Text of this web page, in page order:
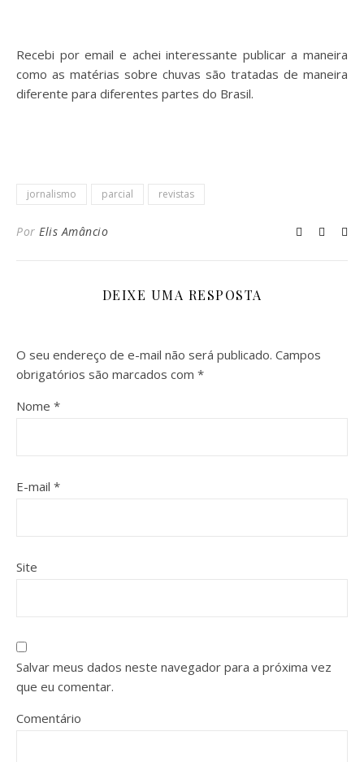
Recebi por email e achei interessante publicar a maneira
como as matérias sobre chuvas são tratadas de maneira
diferente para diferentes partes do Brasil.
jornalismo parcial revistas
Por Elis Amâncio
DEIXE UMA RESPOSTA
O seu endereço de e-mail não será publicado. Campos
obrigatórios são marcados com *
Nome *
E-mail *
Site
Salvar meus dados neste navegador para a próxima vez
que eu comentar.
Comentário